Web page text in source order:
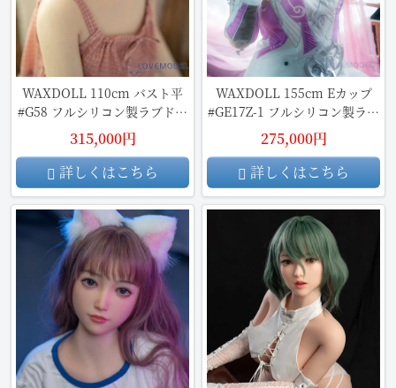
WAXDOLL 110cm バスト平
#G58 フルシリコン製ラブドー
ル
315,000円
詳しくはこちら
WAXDOLL 155cm Eカップ
#GE17Z-1 フルシリコン製ラブ
ドール
275,000円
詳しくはこちら